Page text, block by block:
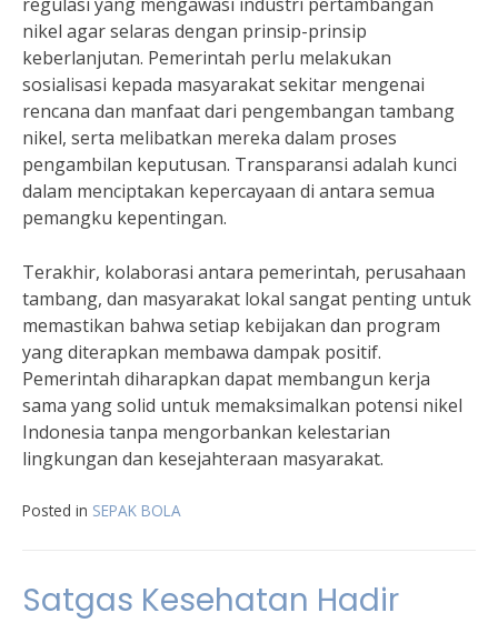
nikel agar selaras dengan prinsip-prinsip
keberlanjutan. Pemerintah perlu melakukan
sosialisasi kepada masyarakat sekitar mengenai
rencana dan manfaat dari pengembangan tambang
nikel, serta melibatkan mereka dalam proses
pengambilan keputusan. Transparansi adalah kunci
dalam menciptakan kepercayaan di antara semua
pemangku kepentingan.
Terakhir, kolaborasi antara pemerintah, perusahaan
tambang, dan masyarakat lokal sangat penting untuk
memastikan bahwa setiap kebijakan dan program
yang diterapkan membawa dampak positif.
Pemerintah diharapkan dapat membangun kerja
sama yang solid untuk memaksimalkan potensi nikel
Indonesia tanpa mengorbankan kelestarian
lingkungan dan kesejahteraan masyarakat.
Posted in SEPAK BOLA
Satgas Kesehatan Hadir